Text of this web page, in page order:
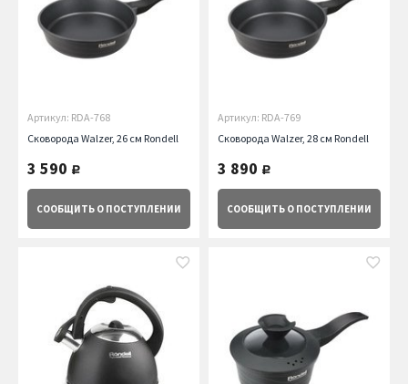
Артикул: RDA-768
Сковорода Walzer, 26 см Rondell
3 590 руб.
СООБЩИТЬ О ПОСТУПЛЕНИИ
Артикул: RDA-769
Сковорода Walzer, 28 см Rondell
3 890 руб.
СООБЩИТЬ О ПОСТУПЛЕНИИ